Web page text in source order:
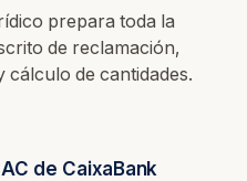
prepara toda la
de reclamación,
cálculo de cantidades.
de CaixaBank